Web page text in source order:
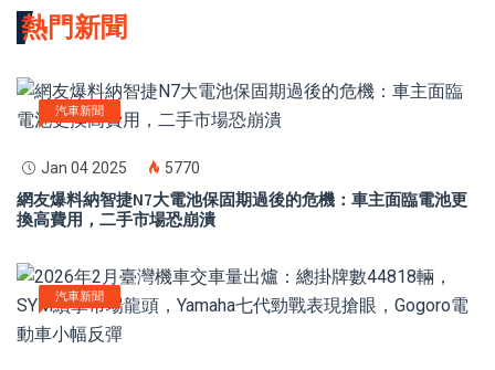
熱門新聞
汽車新聞
Jan 04 2025 5770
網友爆料納智捷N7大電池保固期過後的危機：車主面臨電池更
換高費用，二手市場恐崩潰
汽車新聞